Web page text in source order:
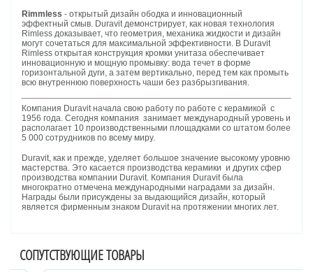
Rimmless - открытый дизайн ободка и инновационный
эффектный смыв. Duravit демонстрирует, как новая технология
Rimless доказывает, что геометрия, механика жидкости и дизайн
могут сочетаться для максимальной эффективности. В Duravit
Rimless открытая конструкция кромки унитаза обеспечивает
инновационную и мощную промывку: вода течет в форме
горизонтальной дуги, а затем вертикально, перед тем как промыть
всю внутреннюю поверхность чаши без разбрызгивания.
Компания Duravit начала свою работу по работе с керамикой с
1956 года. Сегодня компания занимает международный уровень и
располагает 10 производственными площадками со штатом более
5 000 сотрудников по всему миру.
Duravit, как и прежде, уделяет большое значение высокому уровню
мастерства. Это касается производства керамики и других сфер
производства компании Duravit. Компания Duravit была
многократно отмечена международными наградами за дизайн.
Награды были присуждены за выдающийся дизайн, который
является фирменным знаком Duravit на протяжении многих лет.
СОПУТСТВУЮЩИЕ ТОВАРЫ